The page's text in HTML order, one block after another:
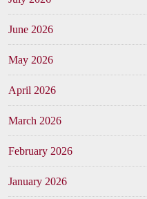
June 2026
May 2026
April 2026
March 2026
February 2026
January 2026